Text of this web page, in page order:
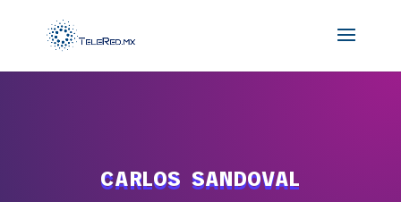
CARLOS SANDOVAL